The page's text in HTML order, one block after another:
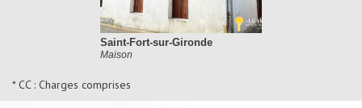
Saint-Fort-sur-Gironde
Maison
* CC : Charges comprises